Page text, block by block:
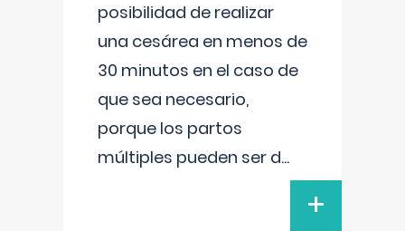
posibilidad de realizar
una cesárea en menos de
30 minutos en el caso de
que sea necesario,
porque los partos
múltiples pueden ser d...
+